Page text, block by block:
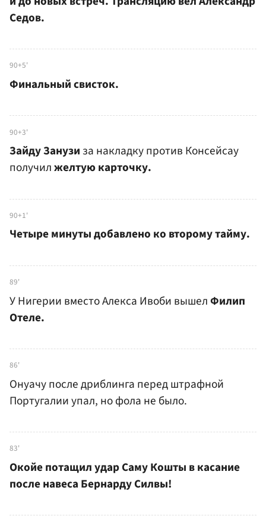
Седов.
90+5'
Финальный свисток.
90+3'
Зайду Занузи за накладку против Консейсау
получилжелтую карточку.
90+1'
Четыре минуты добавлено ко второму тайму.
89'
У Нигерии вместо Алекса Ивоби вышелФилип
Отеле.
86'
Онуачу после дриблинга перед штрафной
Португалии упал, но фола не было.
83'
Окойе потащил удар Саму Кошты в касание
после навеса Бернарду Силвы!